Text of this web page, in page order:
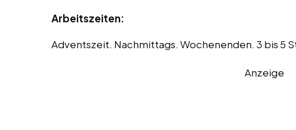
Arbeitszeiten:
Adventszeit. Nachmittags. Wochenenden. 3 bis 5
Anzeige